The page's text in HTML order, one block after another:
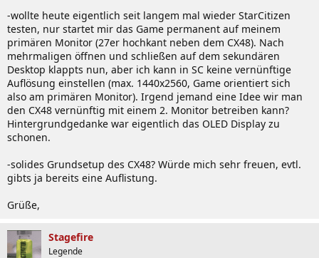
-wollte heute eigentlich seit langem mal wieder StarCitizen
testen, nur startet mir das Game permanent auf meinem
primären Monitor (27er hochkant neben dem CX48). Nach
mehrmaligen öffnen und schließen auf dem sekundären
Desktop klappts nun, aber ich kann in SC keine vernünftige
Auflösung einstellen (max. 1440x2560, Game orientiert sich
also am primären Monitor). Irgend jemand eine Idee wir man
den CX48 vernünftig mit einem 2. Monitor betreiben kann?
Hintergrundgedanke war eigentlich das OLED Display zu
schonen.
-solides Grundsetup des CX48? Würde mich sehr freuen, evtl.
gibts ja bereits eine Auflistung.
Grüße,
Stagefire
Legende